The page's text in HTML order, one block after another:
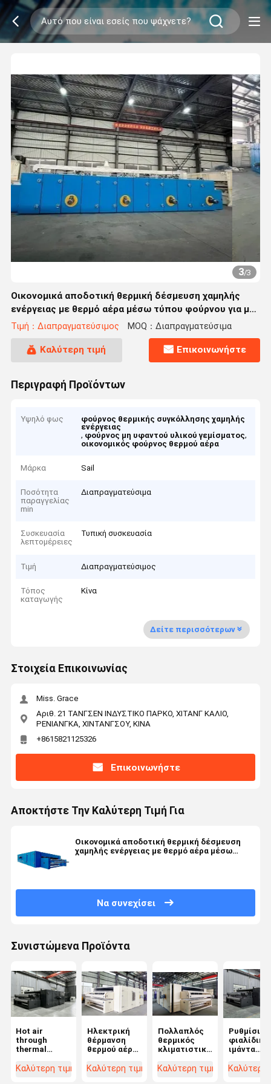
3/3
Οικονομικά αποδοτική θερμική δέσμευση χαμηλής
ενέργειας με θερμό αέρα μέσω τύπου φούρνου για μη
υφαντικό ύφασμα
Τιμή：Διαπραγματεύσιμος MOQ：Διαπραγματεύσιμα
Καλύτερη τιμή Επικοινωνήστε
Περιγραφή Προϊόντων
Υψηλό φως
φούρνος θερμικής συγκόλλησης χαμηλής
ενέργειας
, φούρνος μη υφαντού υλικού γεμίσματος,
οικονομικός φούρνος θερμού αέρα
Μάρκα Sail
Ποσότητα
παραγγελίας
min
Διαπραγματεύσιμα
Συσκευασία
λεπτομέρειες
Τυπική συσκευασία
Τιμή Διαπραγματεύσιμος
Τόπος
καταγωγής
Κίνα
Δείτε περισσότερων
Στοιχεία Επικοινωνίας
Miss. Grace
Αριθ. 21 ΤΑΝΓΣΕΝ ΙΝΔΥΣΤΙΚΟ ΠΑΡΚΟ, ΧΙΤΑΝΓ ΚΑΛΙΟ,
ΡΕΝΙΑΝΓΚΑ, ΧΙΝΤΑΝΓΣΟΥ, ΚΙΝΑ
+8615821125326
Επικοινωνήστε
Αποκτήστε Την Καλύτερη Τιμή Για
Οικονομικά αποδοτική θερμική δέσμευση
χαμηλής ενέργειας με θερμό αέρα μέσω
Να συνεχίσει
Συνιστώμενα Προϊόντα
Hot air
through
thermal
for nonwoven
Καλύτερη τιμή
Ηλεκτρική
θέρμανση
θερμού αέρα
φούρνου
Καλύτερη τιμή
Πολλαπλός
θερμικός
κλιματιστικός
χαμηλή
Καλύτερη τιμή
ιμάντα
θερμικής
Καλύτερη